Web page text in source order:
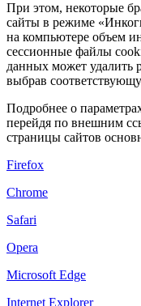
При этом, некоторые
сайты в режиме
на компьютере объем
сессионные файлы
данных может удалить
выбрав
Подробнее о
перейдя по внешним
страницы сайтов
Firefox
Chrome
Safari
Opera
Microsoft Edge
Internet Explorer